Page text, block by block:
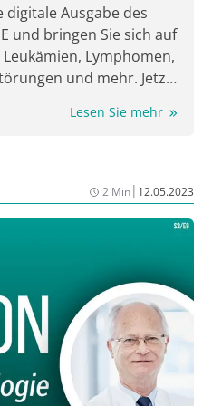
digitale Ausgabe des
und bringen Sie sich auf
Lymphomen,
und mehr. Jetzt
Lesen Sie mehr
2 Min| 12.05.2023